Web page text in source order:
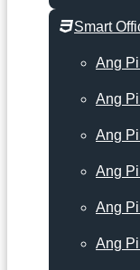
Smart
Ang
Ang
Ang
Ang
Ang
Ang